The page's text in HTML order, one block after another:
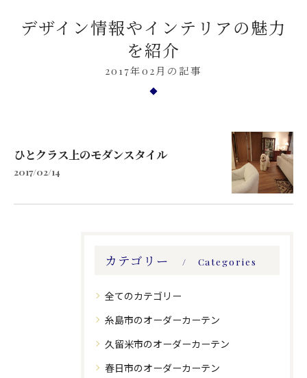
デザイン情報やインテリアの魅力
を紹介
2017年02月の記事
ひとクラス上のモダンスタイル
2017/02/14
カテゴリー Categories
全てのカテゴリー
糸島市のオーダーカーテン
久留米市のオーダーカーテン
春日市のオーダーカーテン